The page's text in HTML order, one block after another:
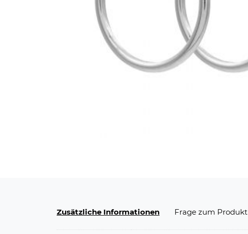
Zusätzliche Informationen Frage zum Produkt